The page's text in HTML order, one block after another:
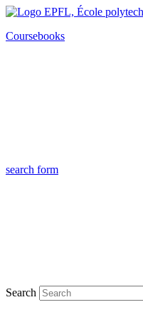
Coursebooks
search form
Search